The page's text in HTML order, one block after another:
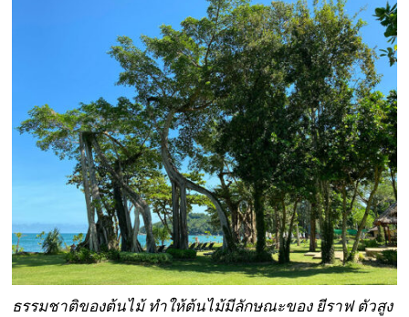
ธรรมชาติของต้นไม้ ทำให้ต้นไม้มีลักษณะของ ยีราฟ ตัวสูง